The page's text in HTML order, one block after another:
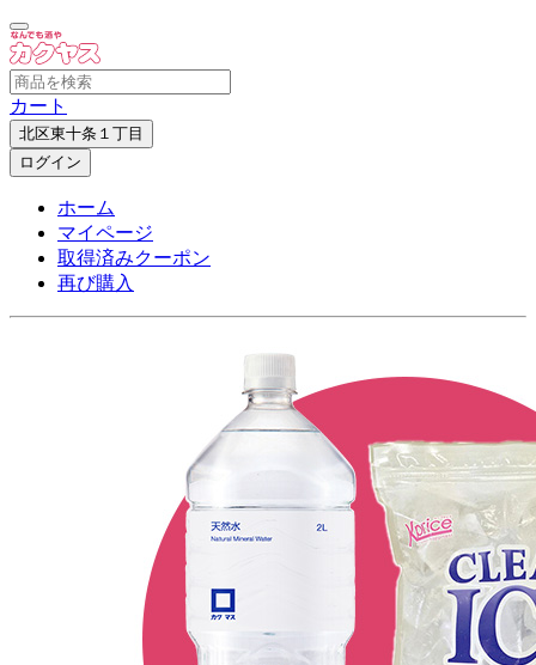
カート
北区東十条１丁目
ログイン
ホーム
マイページ
取得済みクーポン
再び購入